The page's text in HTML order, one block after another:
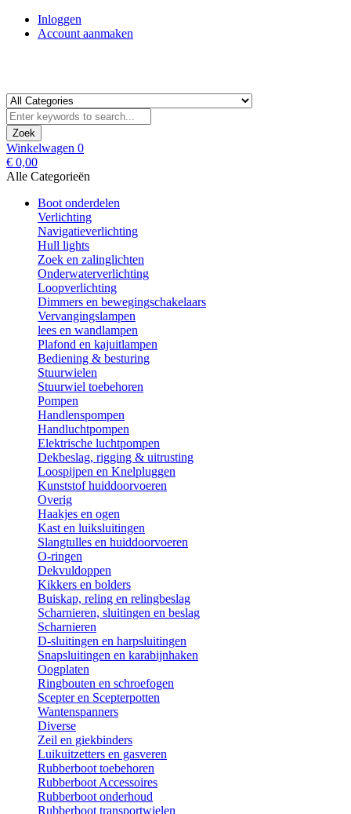
Inloggen
Account aanmaken
Zoek
Winkelwagen 0
€ 0,00
Alle Categorieën
Boot onderdelen
Verlichting
Navigatieverlichting
Hull lights
Zoek en zalinglichten
Onderwaterverlichting
Loopverlichting
Dimmers en bewegingschakelaars
Vervangingslampen
lees en wandlampen
Plafond en kajuitlampen
Bediening & besturing
Stuurwielen
Stuurwiel toebehoren
Pompen
Handlenspompen
Handluchtpompen
Elektrische luchtpompen
Dekbeslag, rigging & uitrusting
Loospijpen en Knelpluggen
Kunststof huiddoorvoeren
Overig
Haakjes en ogen
Kast en luiksluitingen
Slangtulles en huiddoorvoeren
O-ringen
Dekvuldoppen
Kikkers en bolders
Buiskap, reling en relingbeslag
Scharnieren, sluitingen en beslag
Scharnieren
D-sluitingen en harpsluitingen
Snapsluitingen en karabijnhaken
Oogplaten
Ringbouten en schroefogen
Scepter en Scepterpotten
Wantenspanners
Diverse
Zeil en giekbinders
Luikuitzetters en gasveren
Rubberboot toebehoren
Rubberboot Accessoires
Rubberboot onderhoud
Rubberboot transportwielen